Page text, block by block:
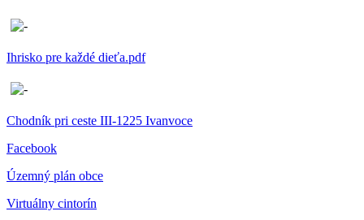
Ihrisko pre každé dieťa.pdf
Chodník pri ceste III-1225 Ivanvoce
Facebook
Územný plán obce
Virtuálny cintorín